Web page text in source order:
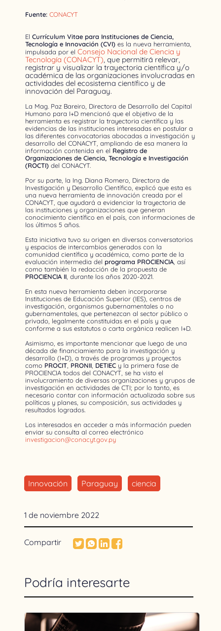
Fuente: CONACYT
El Currículum Vitae para Instituciones de Ciencia,
Tecnología e Innovación (CVI)es la nueva herramienta,
impulsada por el Consejo Nacional de Ciencia y
Tecnología (CONACYT) , que permitirá relevar,
registrar y visualizar la trayectoria científica y/o
académica de las organizaciones involucradas en
actividades del ecosistema científico y de
innovación del Paraguay.
La Mag. Paz Bareiro, Directora de Desarrollo del Capital
Humano para I+D mencionó que el objetivo de la
herramienta es registrar la trayectoria científica y las
evidencias de las instituciones interesadas en postular a
las diferentes convocatorias abocadas a investigación y
desarrollo del CONACYT, ampliando de esa manera la
información contenida en el Registro de
Organizaciones de Ciencia, Tecnología e Investigación
(ROCTI)del CONACYT.
Por su parte, la Ing. Diana Romero, Directora de
Investigación y Desarrollo Científico, explicó que esta es
una nueva herramienta de innovación creada por el
CONACYT, que ayudará a evidenciar la trayectoria de
las instituciones y organizaciones que generan
conocimiento científico en el país, con informaciones de
los últimos 5 años.
Esta iniciativa tuvo su origen en diversos conversatorios
y espacios de intercambios generados con la
comunidad científica y académica, como parte de la
evaluación intermedia del programa PROCIENCIA, así
como también la redacción de la propuesta de
PROCIENCIA II, durante los años 2020-2021.
En esta nueva herramienta deben incorporarse
Instituciones de Educación Superior (IES), centros de
investigación, organismos gubernamentales o no
gubernamentales, que pertenezcan al sector público o
privado, legalmente constituidas en el país y que
conforme a sus estatutos o carta orgánica realicen I+D.
Asimismo, es importante mencionar que luego de una
década de financiamiento para la investigación y
desarrollo (I+D), a través de programas y proyectos
comoPROCIT, PRONII, DETIECy la primera fase de
PROCIENCIA todos del CONACYT, se ha visto el
involucramiento de diversas organizaciones y grupos de
investigación en actividades de CTI; por lo tanto, es
necesario contar con información actualizada sobre sus
políticas y planes, su composición, sus actividades y
resultados logrados.
Los interesados en acceder a más información pueden
enviar su consulta al correo electrónico
investigacion@conacyt.gov.py
Innovación Paraguay ciencia
1 de noviembre 2022
Compartir
Podría interesarte